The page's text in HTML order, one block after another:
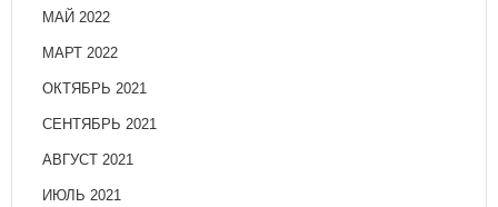
МАЙ 2022
МАРТ 2022
ОКТЯБРЬ 2021
СЕНТЯБРЬ 2021
АВГУСТ 2021
ИЮЛЬ 2021